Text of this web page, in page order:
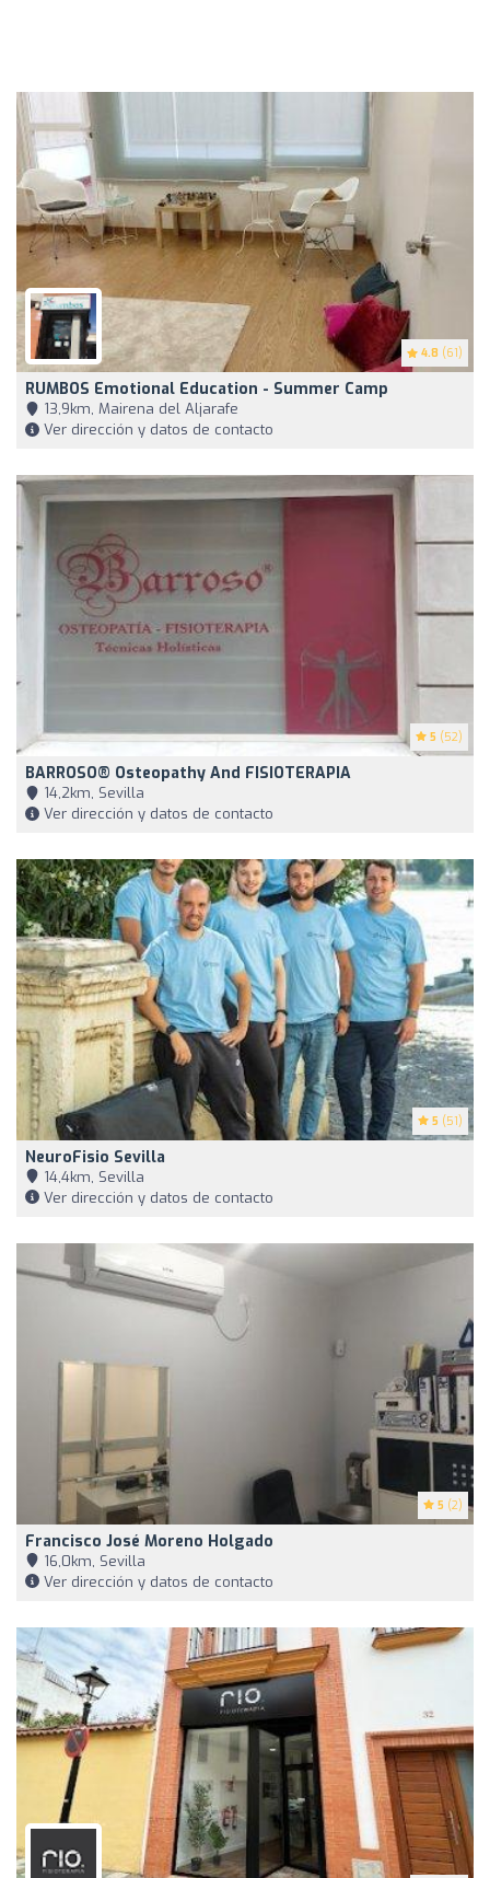
4.8 (61)
RUMBOS Emotional Education - Summer Camp
13,9km, Mairena del Aljarafe
Ver dirección y datos de contacto
5 (52)
BARROSO® Osteopathy And FISIOTERAPIA
14,2km, Sevilla
Ver dirección y datos de contacto
5 (51)
NeuroFisio Sevilla
14,4km, Sevilla
Ver dirección y datos de contacto
5 (2)
Francisco José Moreno Holgado
16,0km, Sevilla
Ver dirección y datos de contacto